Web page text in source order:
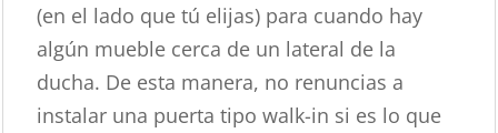
(en el lado que tú elijas) para cuando hay
algún mueble cerca de un lateral de la
ducha. De esta manera, no renuncias a
instalar una puerta tipo walk-in si es lo que